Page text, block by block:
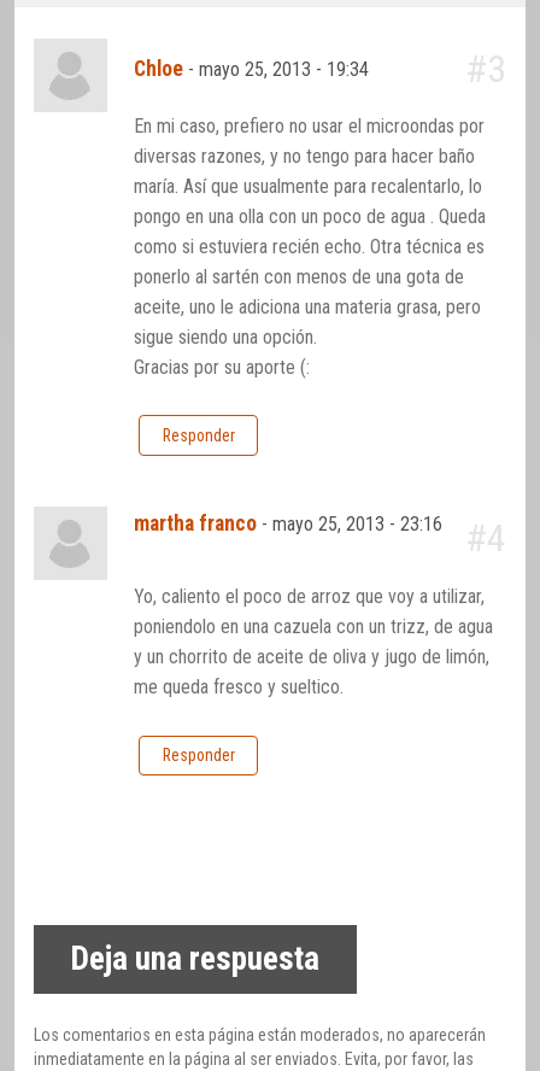
Chloe -mayo 25, 2013 - 19:34 #3
En mi caso, prefiero no usar el microondas por
diversas razones, y no tengo para hacer baño
maría. Así que usualmente para recalentarlo, lo
pongo en una olla con un poco de agua . Queda
como si estuviera recién echo. Otra técnica es
ponerlo al sartén con menos de una gota de
aceite, uno le adiciona una materia grasa, pero
sigue siendo una opción.
Gracias por su aporte (:
Responder
martha franco -mayo 25, 2013 - 23:16 #4
Yo, caliento el poco de arroz que voy a utilizar,
poniendolo en una cazuela con un trizz, de agua
y un chorrito de aceite de oliva y jugo de limón,
me queda fresco y sueltico.
Responder
Deja una respuesta
Los comentarios en esta página están moderados, no aparecerán
inmediatamente en la página al ser enviados. Evita, por favor, las